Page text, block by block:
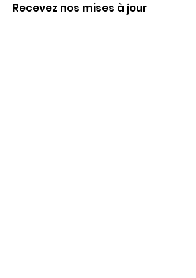
Recevez nos mises à jour